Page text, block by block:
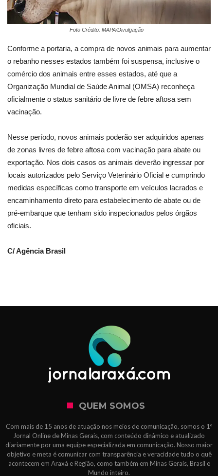
Foto Crédito: MAPA/Divulgação
Conforme a portaria, a compra de novos animais para aumentar
o rebanho nesses estados também foi suspensa, inclusive o
comércio dos animais entre esses estados, até que a
Organização Mundial de Saúde Animal (OMSA) reconheça
oficialmente o status sanitário de livre de febre aftosa sem
vacinação.
Nesse período, novos animais poderão ser adquiridos apenas
de zonas livres de febre aftosa com vacinação para abate ou
exportação. Nos dois casos os animais deverão ingressar por
locais autorizados pelo Serviço Veterinário Oficial e cumprindo
medidas específicas como transporte em veículos lacrados e
encaminhamento direto para estabelecimento de abate ou de
pré-embarque que tenham sido inspecionados pelos órgãos
oficiais.
C/ Agência Brasil
QUEM SOMOS
Com mais de 15 anos de atuação nos meios de comunicação, somos o 1º
Jornal Online de Minas Gerais, com conteúdo dinâmico e atualizado
diariamente por uma equipe especializada em comunicação. Nosso maior
objetivo e meta é comunicar com transparência e veracidade tudo o quê
acontecem em Araxá e Região, como também em Minas Gerais, Brasil e
Mundo inteiro.